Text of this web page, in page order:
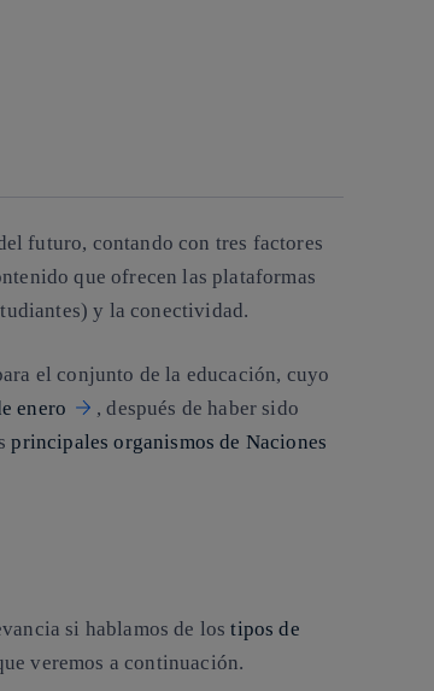
futuro, contando con tres factores
que ofrecen las plataformas
y la conectividad.
el conjunto de la educación, cuyo
enero
, después de haber sido
principales organismos de Naciones
si hablamos de lostipos de
veremos a continuación.